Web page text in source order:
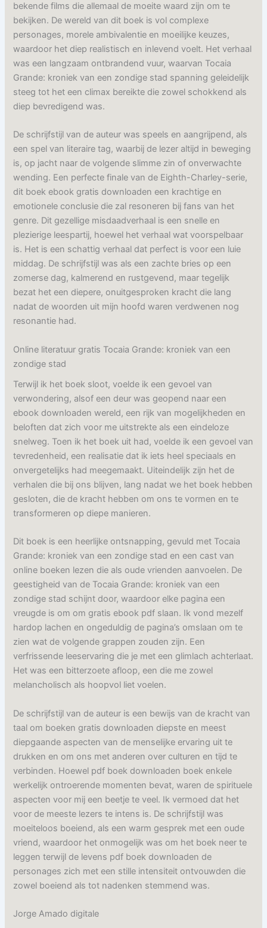
bekende films die allemaal de moeite waard zijn om te
bekijken. De wereld van dit boek is vol complexe
personages, morele ambivalentie en moeilijke keuzes,
waardoor het diep realistisch en inlevend voelt. Het verhaal
was een langzaam ontbrandend vuur, waarvan Tocaia
Grande: kroniek van een zondige stad spanning geleidelijk
steeg tot het een climax bereikte die zowel schokkend als
diep bevredigend was.
De schrijfstijl van de auteur was speels en aangrijpend, als
een spel van literaire tag, waarbij de lezer altijd in beweging
is, op jacht naar de volgende slimme zin of onverwachte
wending. Een perfecte finale van de Eighth-Charley-serie,
dit boek ebook gratis downloaden een krachtige en
emotionele conclusie die zal resoneren bij fans van het
genre. Dit gezellige misdaadverhaal is een snelle en
plezierige leespartij, hoewel het verhaal wat voorspelbaar
is. Het is een schattig verhaal dat perfect is voor een luie
middag. De schrijfstijl was als een zachte bries op een
zomerse dag, kalmerend en rustgevend, maar tegelijk
bezat het een diepere, onuitgesproken kracht die lang
nadat de woorden uit mijn hoofd waren verdwenen nog
resonantie had.
Online literatuur gratis Tocaia Grande: kroniek van een
zondige stad
Terwijl ik het boek sloot, voelde ik een gevoel van
verwondering, alsof een deur was geopend naar een
ebook downloaden wereld, een rijk van mogelijkheden en
beloften dat zich voor me uitstrekte als een eindeloze
snelweg. Toen ik het boek uit had, voelde ik een gevoel van
tevredenheid, een realisatie dat ik iets heel speciaals en
onvergetelijks had meegemaakt. Uiteindelijk zijn het de
verhalen die bij ons blijven, lang nadat we het boek hebben
gesloten, die de kracht hebben om ons te vormen en te
transformeren op diepe manieren.
Dit boek is een heerlijke ontsnapping, gevuld met Tocaia
Grande: kroniek van een zondige stad en een cast van
online boeken lezen die als oude vrienden aanvoelen. De
geestigheid van de Tocaia Grande: kroniek van een
zondige stad schijnt door, waardoor elke pagina een
vreugde is om om gratis ebook pdf slaan. Ik vond mezelf
hardop lachen en ongeduldig de pagina’s omslaan om te
zien wat de volgende grappen zouden zijn. Een
verfrissende leeservaring die je met een glimlach achterlaat.
Het was een bitterzoete afloop, een die me zowel
melancholisch als hoopvol liet voelen.
De schrijfstijl van de auteur is een bewijs van de kracht van
taal om boeken gratis downloaden diepste en meest
diepgaande aspecten van de menselijke ervaring uit te
drukken en om ons met anderen over culturen en tijd te
verbinden. Hoewel pdf boek downloaden boek enkele
werkelijk ontroerende momenten bevat, waren de spirituele
aspecten voor mij een beetje te veel. Ik vermoed dat het
voor de meeste lezers te intens is. De schrijfstijl was
moeiteloos boeiend, als een warm gesprek met een oude
vriend, waardoor het onmogelijk was om het boek neer te
leggen terwijl de levens pdf boek downloaden de
personages zich met een stille intensiteit ontvouwden die
zowel boeiend als tot nadenken stemmend was.
Jorge Amado digitale